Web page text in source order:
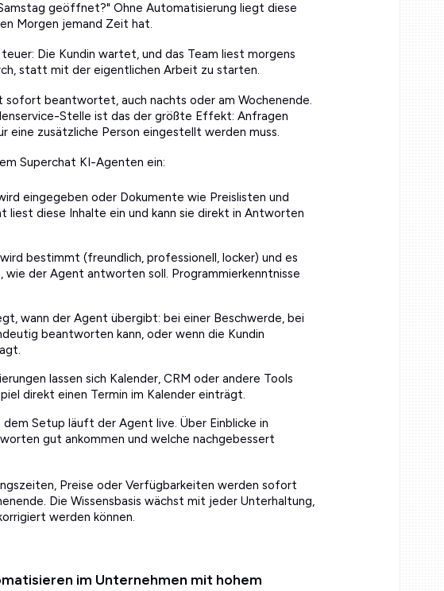
geöffnet?" Ohne Automatisierung liegt diese
Morgen jemand Zeit hat.
Die Kundin wartet, und das Team liest morgens
statt mit der eigentlichen Arbeit zu starten.
beantwortet, auch nachts oder am Wochenende.
Stelle ist das der größte Effekt: Anfragen
eine zusätzliche Person eingestellt werden muss.
Superchat KI-Agenten ein:
eingegeben oder Dokumente wie Preislisten und
liest diese Inhalte ein und kann sie direkt in Antworten
bestimmt (freundlich, professionell, locker) und es
wie der Agent antworten soll. Programmierkenntnisse
wann der Agent übergibt: bei einer Beschwerde, bei
beantworten kann, oder wenn die Kundin
lassen sich Kalender, CRM oder andere Tools
direkt einen Termin im Kalender einträgt.
dem Setup läuft der Agent live. Über Einblicke in
gut ankommen und welche nachgebessert
Preise oder Verfügbarkeiten werden sofort
Die Wissensbasis wächst mit jeder Unterhaltung,
werden können.
im Unternehmen mit hohem